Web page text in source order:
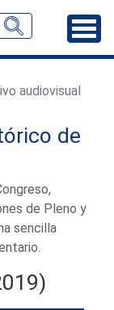
audiovisual
de
de Pleno y
sencilla